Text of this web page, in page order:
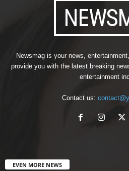
Newsmag is your news,
provide you with the latest breaking
entertainment
Contact us:
EVEN MORE NEWS